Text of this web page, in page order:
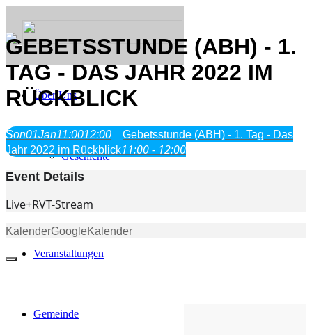
Über Uns
Was wir glauben
Jesus Christus
Geschichte
Veranstaltungen
Gemeinde
GEBETSSTUNDE (ABH) - 1.
TAG - DAS JAHR 2022 IM
RÜCKBLICK
Son01Jan11:0012:00
Gebetsstunde (ABH) - 1. Tag - Das
Jahr 2022 im Rückblick11:00 - 12:00
Event Details
Live+RVT-Stream
KalenderGoogleKalender